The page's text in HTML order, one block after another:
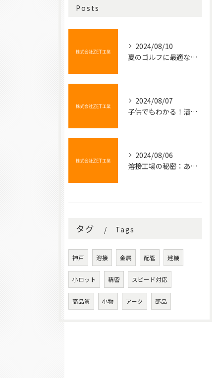
Posts
2024/08/10
夏のゴルフに最適な冷たい飲み物
2024/08/07
子供でもわかる！溶接の不思議な世界
2024/08/06
溶接工場の秘密：あなたの知らない金属の結びつき
タグ Tags
神戸 溶接 金属 配管 建機
小ロット 精密 スピード対応
高品質 小物 アーク 部品